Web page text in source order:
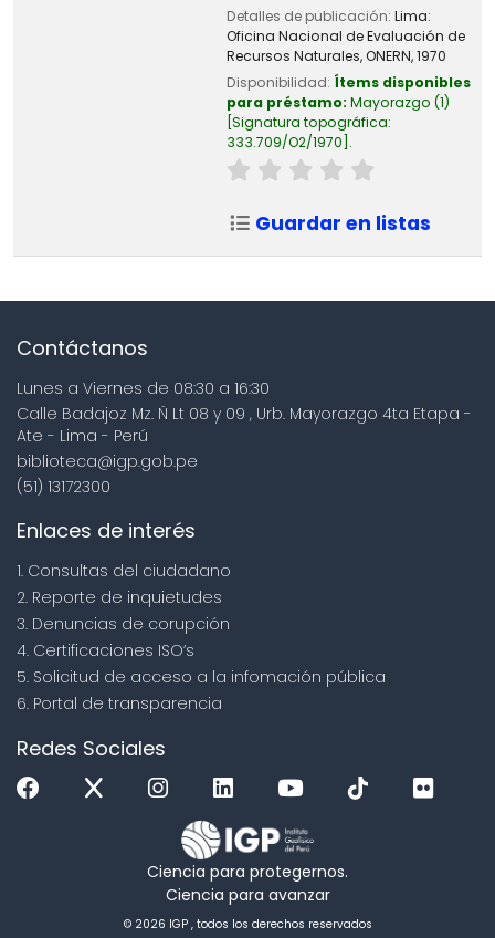
Detalles de publicación: Lima:
Oficina Nacional de Evaluación de
Recursos Naturales, ONERN,1970
Disponibilidad: Ítems disponibles
para préstamo: Mayorazgo (1)
Signatura topográfica:
333.709/O2/1970 .
Guardar en listas
Contáctanos
Lunes a Viernes de 08:30 a 16:30
Calle Badajoz Mz. Ñ Lt 08 y 09 , Urb. Mayorazgo 4ta Etapa -
Ate - Lima - Perú
biblioteca@igp.gob.pe
(51) 13172300
Enlaces de interés
1. Consultas del ciudadano
2. Reporte de inquietudes
3. Denuncias de corupción
4. Certificaciones ISO’s
5. Solicitud de acceso a la infomación pública
6. Portal de transparencia
Redes Sociales
Ciencia para protegernos.
Ciencia para avanzar
© 2026 IGP , todos los derechos reservados